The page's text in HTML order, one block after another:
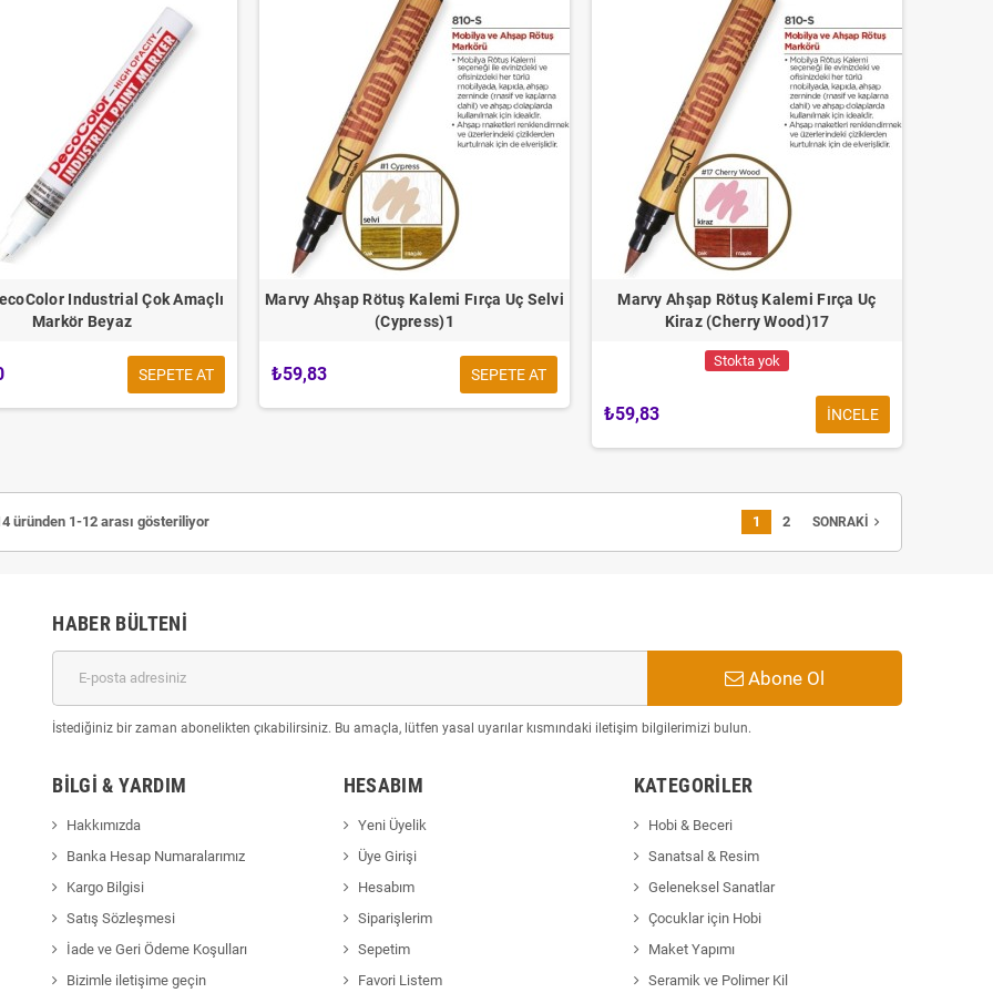
Industrial Çok Amaçlı
Markör Beyaz
SEPETE AT
Marvy Ahşap Rötuş Kalemi Fırça Uç Selvi
(Cypress)1
₺59,83 SEPETE AT
Marvy Ahşap Rötuş Kalemi Fırça Uç
Kiraz (Cherry Wood)17
Stokta yok
₺59,83 INCELE
üründen 1-12 arası gösteriliyor 1 2 SONRAKI navigate_next
HABER BÜLTENI
Abone Ol
İstediğiniz bir zaman abonelikten çıkabilirsiniz. Bu amaçla, lütfen yasal uyarılar kısmındaki iletişim bilgilerimizi bulun.
BILGI & YARDIM
Hakkımızda
Banka Hesap Numaralarımız
Kargo Bilgisi
Satış Sözleşmesi
İade ve Geri Ödeme Koşulları
Bizimle iletişime geçin
HESABIM
Yeni Üyelik
Üye Girişi
Hesabım
Siparişlerim
Sepetim
Favori Listem
KATEGORILER
Hobi & Beceri
Sanatsal & Resim
Geleneksel Sanatlar
Çocuklar için Hobi
Maket Yapımı
Seramik ve Polimer Kil